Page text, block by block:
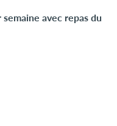
avec repas du